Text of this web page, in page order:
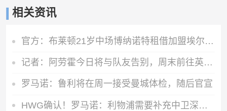
相关资讯
官方：布莱顿21岁中场博纳诺特租借加盟埃尔切，期限为一年
记者：阿劳霍今日将与队友告别，周末前往英格兰租借加盟利物浦
罗马诺：鲁利将在周一接受曼城体检，随后官宣
HWG确认！罗马诺：利物浦需要补充中卫深度，如今出手签下阿劳霍